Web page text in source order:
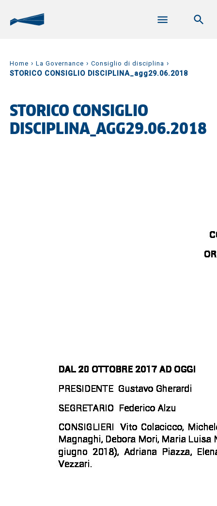
Home › La Governance › Consiglio di disciplina ›
STORICO CONSIGLIO DISCIPLINA_agg29.06.2018
STORICO CONSIGLIO
DISCIPLINA_AGG29.06.2018